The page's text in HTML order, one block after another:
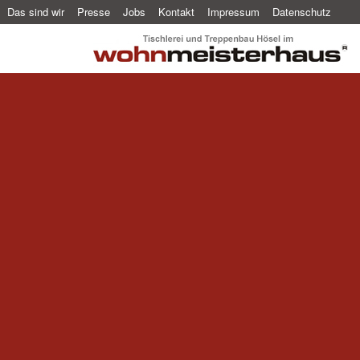
Das sind wir Presse Jobs Kontakt Impressum Datenschutz